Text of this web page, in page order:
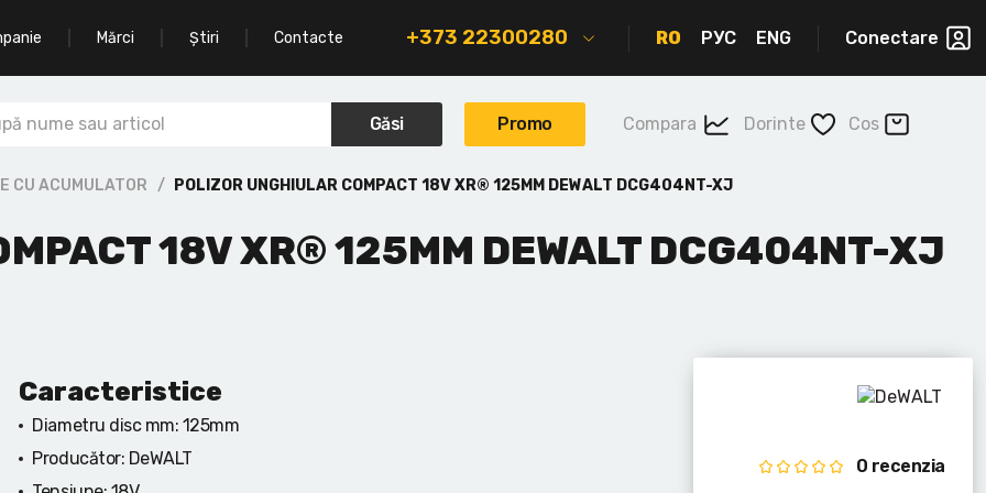
Mărci Știri Contacte +373 22300280 RO РУС ENG Conectare
Găsi Promo Compara Dorinte Cos
CU ACUMULATOR POLIZOR UNGHIULAR COMPACT 18V XR® 125MM DEWALT DCG404NT-XJ
18V XR® 125MM DEWALT DCG404NT-XJ
Caracteristice
Diametru disc mm: 125mm
Producător: DeWALT
0 recenzia